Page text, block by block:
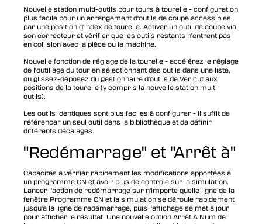
Nouvelle station multi-outils pour tours à tourelle - configuration
plus facile pour un arrangement d'outils de coupe accessibles
par une position d'index de tourelle. Activer un outil de coupe via
son correcteur et vérifier que les outils restants n'entrent pas
en collision avec la pièce ou la machine.
Nouvelle fonction de réglage de la tourelle - accélérez le réglage
de l'outillage du tour en sélectionnant des outils dans une liste,
ou glissez-déposez du gestionnaire d'outils de Vericut aux
positions de la tourelle (y compris la nouvelle station multi
outils).
Les outils identiques sont plus faciles à configurer - il suffit de
référencer un seul outil dans la bibliothèque et de définir
différents décalages.
"Redémarrage" et "Arrêt à"
Capacités à vérifier rapidement les modifications apportées à
un programme CN et avoir plus de contrôle sur la simulation.
Lancer l'action de redémarrage sur n'importe quelle ligne de la
fenêtre Programme CN et la simulation se déroule rapidement
jusqu'à la ligne de redémarrage, puis l'affichage se met à jour
pour afficher le résultat. Une nouvelle option Arrêt A Num de